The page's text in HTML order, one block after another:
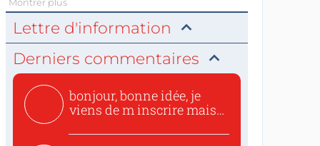
Montrer plus
Lettre d'information
Derniers commentaires
bonjour, bonne idée, je
viens de m inscrire mais